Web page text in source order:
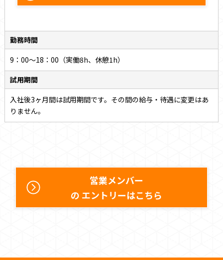
勤務時間
9：00～18：00（実働8h、休憩1h）
試用期間
入社後3ヶ月間は試用期間です。その間の給与・待遇に変更はあ
りません。
営業メンバー
の エントリーはこちら